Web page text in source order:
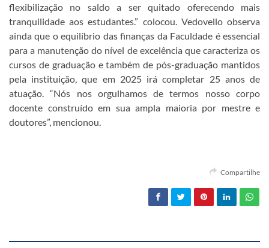
flexibilização no saldo a ser quitado oferecendo mais
tranquilidade aos estudantes.” colocou. Vedovello observa
ainda que o equilíbrio das finanças da Faculdade é essencial
para a manutenção do nível de excelência que caracteriza os
cursos de graduação e também de pós-graduação mantidos
pela instituição, que em 2025 irá completar 25 anos de
atuação. “Nós nos orgulhamos de termos nosso corpo
docente construído em sua ampla maioria por mestre e
doutores”, mencionou.
Compartilhe